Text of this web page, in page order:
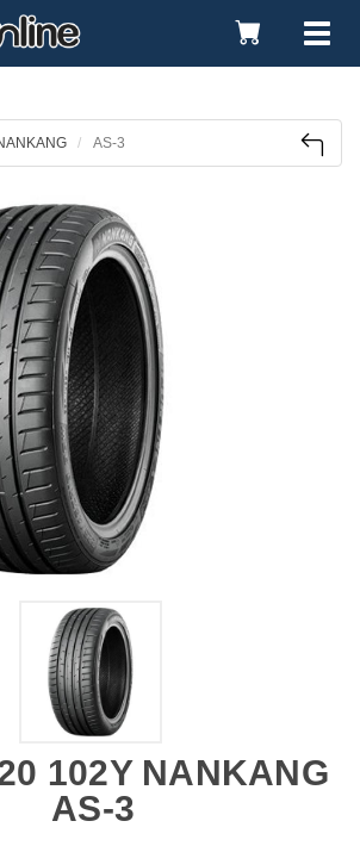
Toggle
Cart
AS-3
102Y NANKANG
AS-3